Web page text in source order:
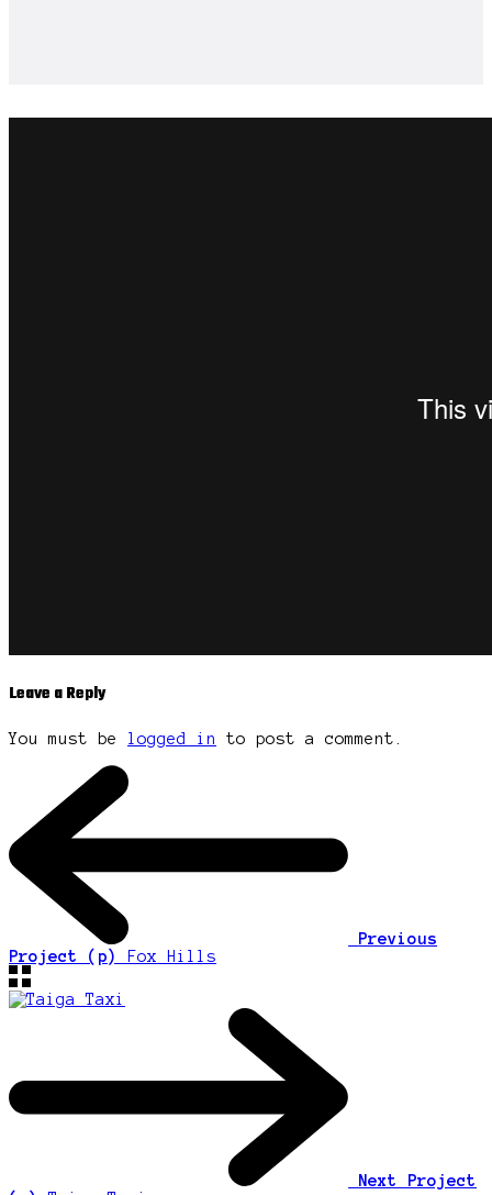
Leave a Reply
You must be logged in to post a comment.
Previous
Project (p)
Fox Hills
Next Project